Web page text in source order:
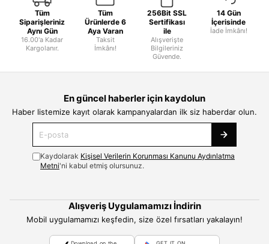
Tüm
Siparişleriniz
Aynı Gün
16.00'a Kadar
Kargolanır.
Tüm
Ürünlerde 6
Aya Varan
Taksit
İmkânı!
256Bit SSL
Sertifikası
ile
Alışverişte
Bilgileriniz
Güvende.
14 Gün
İçerisinde
İade İmkânı!
En güncel haberler için kaydolun
Haber listemize kayıt olarak kampanyalardan ilk siz haberdar olun.
Kaydolarak Kişisel Verilerin Korunması Kanunu Aydınlatma
Metni'ni kabul etmiş olursunuz.
Alışveriş Uygulamamızı İndirin
Mobil uygulamamızı keşfedin, size özel fırsatları yakalayın!